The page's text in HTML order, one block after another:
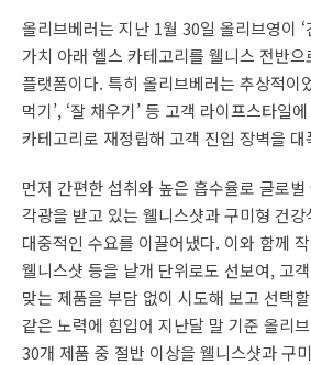
올리브베러는 지난 1월 30일 올리브영이 ‘
가치 아래 헬스 카테고리를 웰니스 전반으
플랫폼이다. 특히 올리브베러는 추상적이
먹기’, ‘잘 채우기’ 등 고객 라이프스타일
카테고리로 재정립해 고객 진입 장벽을 대
먼저 간편한 섭취와 높은 흡수율로 글로벌
각광을 받고 있는 웰니스샷과 구미형 건
대중적인 수요를 이끌어냈다. 이와 함께
웰니스샷 등을 낱개 단위로도 선보여, 고
맞는 제품을 부담 없이 시도해 보고 선택
같은 노력에 힘입어 지난달 말 기준 올리
30개 제품 중 절반 이상을 웰니스샷과 구